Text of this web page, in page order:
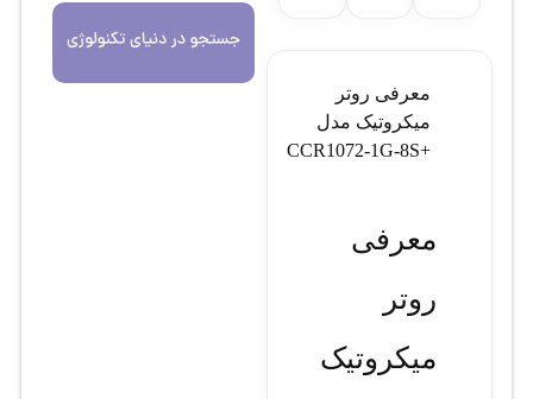
معرفی روتر
میکروتیک مدل
+CCR1072-1G-8S
معرفی
روتر
میکروتیک